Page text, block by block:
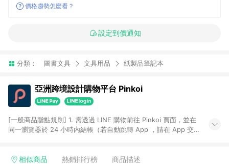
價格趨勢怎麼看？
設定到價通知
分類： 圖書文具 文具用品 紙製品筆記本
亞洲跨境設計購物平台 Pinkoi
[一般商品贈點規則] 1. 需透過 LINE 購物前往 Pinkoi 頁面，並在
同一瀏覽器於 24 小時內結帳（若自動跳轉 App ，請在 App 交
回饋訂單不得享有 Pinkoi 站方優惠，例如首購優惠，P coins，
相似商品 熱銷排行榜 商品描述